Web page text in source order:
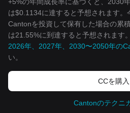
は$0.1134に達すると予想されます。
Cantonを投資して保有した場合の累
は21.55%に到達すると予想されます
2026年、2027年、2030〜2050年の
い。
CCを‌購入
Cantonのテクニ